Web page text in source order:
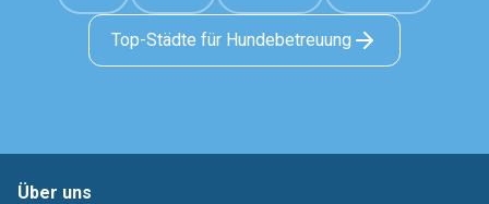
Top-Städte für Hundebetreuung
Über uns